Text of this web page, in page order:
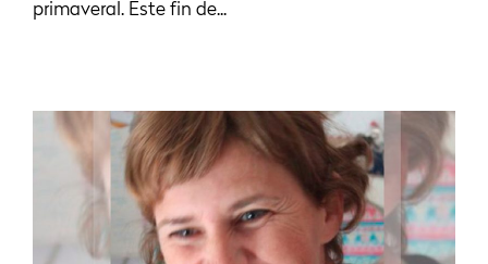
primaveral. Este fin de...